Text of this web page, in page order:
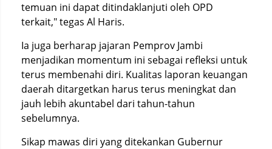
temuan ini dapat ditindaklanjuti oleh OPD
terkait," tegas Al Haris.
Ia juga berharap jajaran Pemprov Jambi
menjadikan momentum ini sebagai refleksi untuk
terus membenahi diri. Kualitas laporan keuangan
daerah ditargetkan harus terus meningkat dan
jauh lebih akuntabel dari tahun-tahun
sebelumnya.
Sikap mawas diri yang ditekankan Gubernur